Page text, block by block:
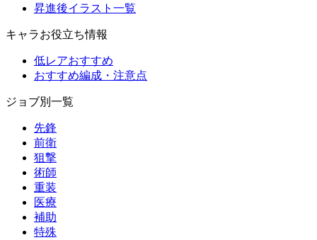
昇進後イラスト一覧
キャラお役立ち情報
低レアおすすめ
おすすめ編成・注意点
ジョブ別一覧
先鋒
前衛
狙撃
術師
重装
医療
補助
特殊